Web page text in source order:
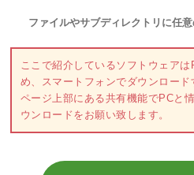
ファイルやサブディレクトリに任
ここで紹介しているソフトウェア
め、スマートフォンでダウンロード
ページ上部にある共有機能でPCと
ウンロードをお願い致します。